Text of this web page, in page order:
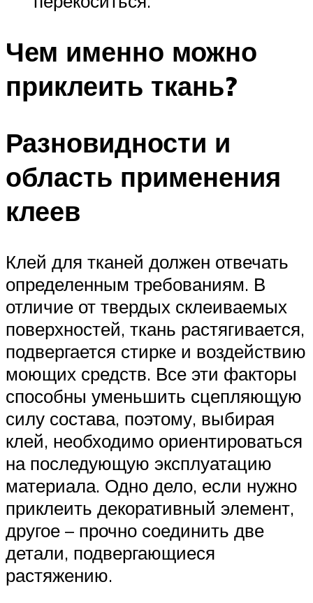
Чем именно можно
приклеить ткань?
Разновидности и
область применения
клеев
Клей для тканей должен отвечать
определенным требованиям. В
отличие от твердых склеиваемых
поверхностей, ткань растягивается,
подвергается стирке и воздействию
моющих средств. Все эти факторы
способны уменьшить сцепляющую
силу состава, поэтому, выбирая
клей, необходимо ориентироваться
на последующую эксплуатацию
материала. Одно дело, если нужно
приклеить декоративный элемент,
другое – прочно соединить две
детали, подвергающиеся
растяжению.